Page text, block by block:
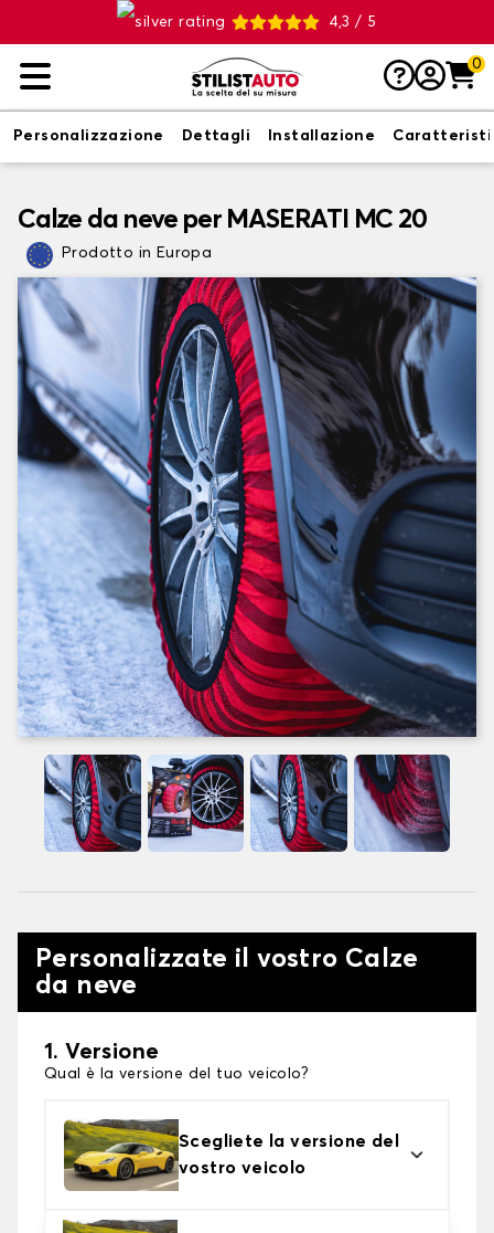
4,3 / 5
0
Personalizzazione Dettagli Installazione
Calze da neve per MASERATI MC 20
Prodotto in Europa
Personalizzate il vostro Calze
da neve
1. Versione
Qual è la versione del tuo veicolo?
Scegliete la versione del
vostro veicolo